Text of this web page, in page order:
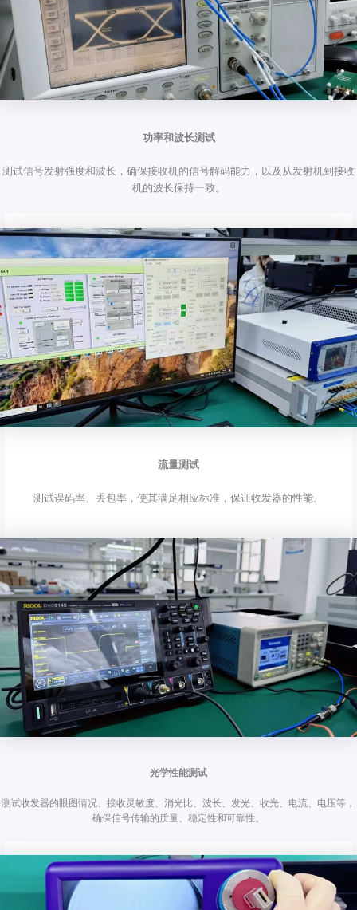
功率和波长测试
测试信号发射强度和波长，确保接收机的信号解码能力，以及从发射机到接收
机的波长保持一致。
流量测试
测试误码率、丢包率，使其满足相应标准，保证收发器的性能。
光学性能测试
测试收发器的眼图情况、接收灵敏度、消光比、波长、发光、收光、电流、电压等，
确保信号传输的质量、稳定性和可靠性。